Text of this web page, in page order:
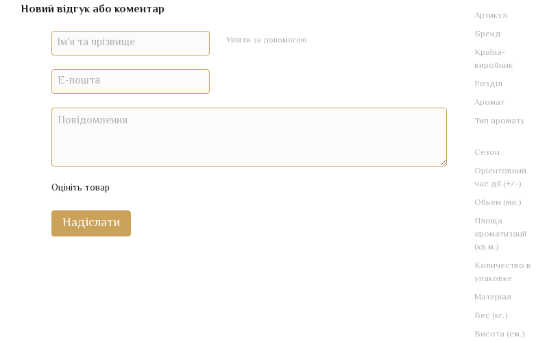
Новий відгук або коментар
Увійти за допомогою
Оцініть товар
Надіслати
Артикул
Бренд
Країна-
виробник
Розділ
Аромат
Тип аромату
Сезон
Орієнтовний
час дії (+/-)
Обьем (мл.)
Площа
ароматизації
(кв.м.)
Количество в
упаковке
Матеріал
Вес (кг.)
Висота (см.)